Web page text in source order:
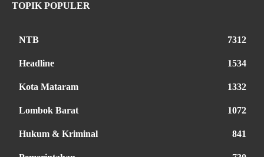
TOPIK POPULER
NTB 7312
Headline 1534
Kota Mataram 1332
Lombok Barat 1072
Hukum & Kriminal 841